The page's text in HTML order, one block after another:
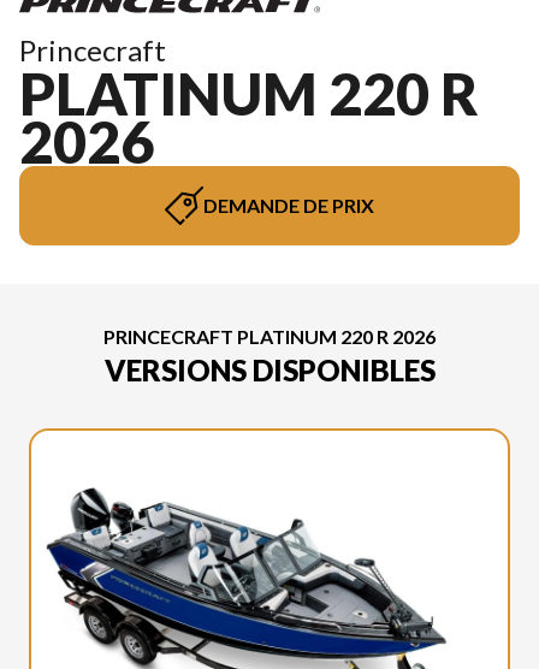
Princecraft
PLATINUM 220 R
2026
DEMANDE DE PRIX
PRINCECRAFT PLATINUM 220 R 2026
VERSIONS DISPONIBLES